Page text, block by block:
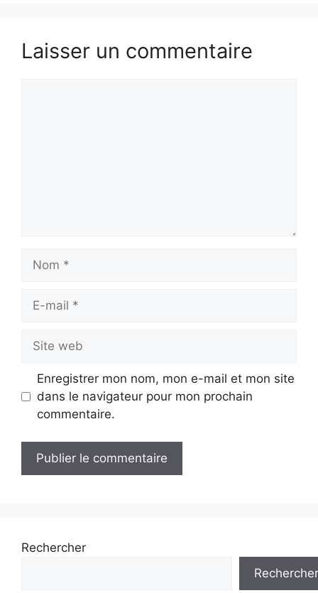
Laisser un commentaire
Nom
Site
web
Enregistrer mon nom, mon e-mail et mon site
dans le navigateur pour mon prochain
commentaire.
Rechercher
Rechercher